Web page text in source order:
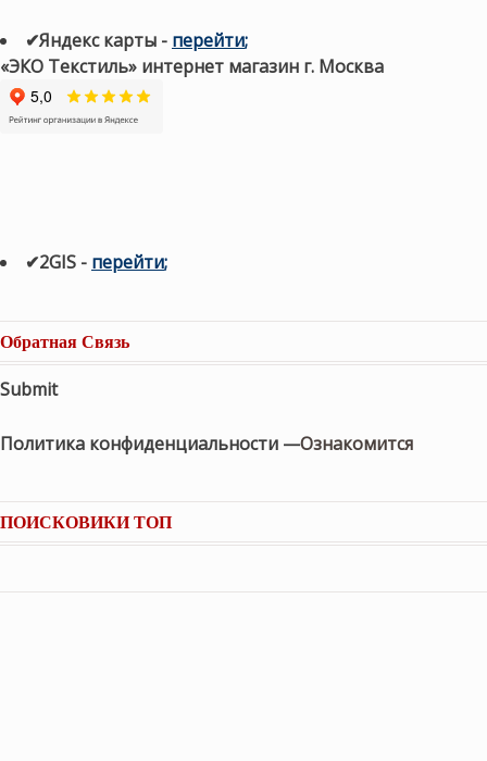
✔Яндекс карты - перейти;
«ЭКО Текстиль» интернет магазин г. Москва
✔2GIS - перейти;
Обратная Связь
Submit
Политика конфиденциальности —Ознакомится
ПОИСКОВИКИ ТОП